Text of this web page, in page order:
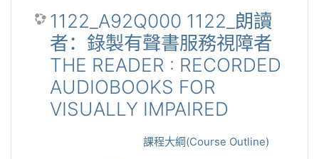
1122_A92Q000 1122_朗讀
者：錄製有聲書服務視障者
THE READER : RECORDED
AUDIOBOOKS FOR
VISUALLY IMPAIRED
課程大綱(Course Outline)